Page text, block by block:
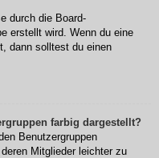
durch die Board-
erstellt wird. Wenn du eine
dann solltest du einen
farbig dargestellt?
Benutzergruppen
Mitglieder leichter zu